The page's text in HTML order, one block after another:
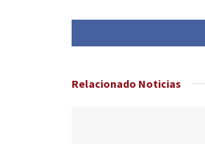
Relacionado Noticias